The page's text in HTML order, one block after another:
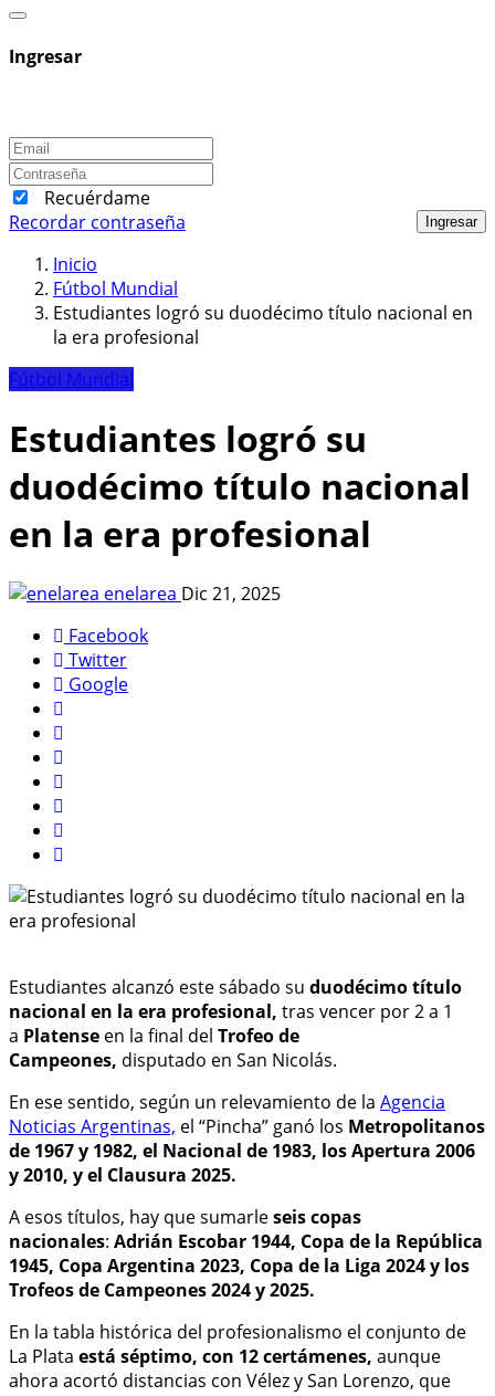
Ingresar
Recuérdame
Ingresar
Recordar contraseña
Inicio
Fútbol Mundial
Estudiantes logró su duodécimo título nacional en
la era profesional
Fútbol Mundial
Estudiantes logró su
duodécimo título nacional
en la era profesional
enelarea Dic 21, 2025
Facebook
Twitter
Google
Estudiantes alcanzó este sábado su duodécimo título
nacional en la era profesional, tras vencer por 2 a 1
a Platense en la final del Trofeo de
Campeones, disputado en San Nicolás.
En ese sentido, según un relevamiento de la Agencia
Noticias Argentinas, el “Pincha” ganó los Metropolitanos
de 1967 y 1982, el Nacional de 1983, los Apertura 2006
y 2010, y el Clausura 2025.
A esos títulos, hay que sumarleseis copas
nacionales: Adrián Escobar 1944, Copa de la República
1945, Copa Argentina 2023, Copa de la Liga 2024 y los
Trofeos de Campeones 2024 y 2025.
En la tabla histórica del profesionalismo el conjunto de
La Plata está séptimo, con 12 certámenes, aunque
ahora acortó distancias con Vélez y San Lorenzo, que